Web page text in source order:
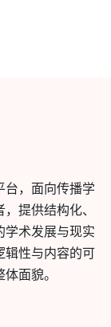
台，面向传播学
提供结构化、
学术发展与现实
辑性与内容的可
面貌。